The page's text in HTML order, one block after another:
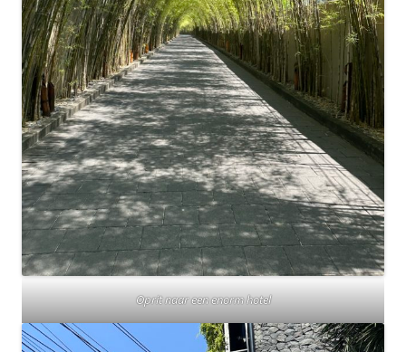
Oprit naar een enorm hotel